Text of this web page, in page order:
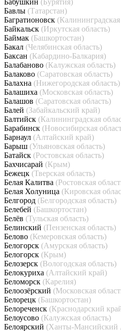
Бабушкин (Бурятия)
Бавлы (Татарстан)
Багратионовск (Калининградская
Байкальск (Иркутская область)
Баймак (Башкортостан)
Бакал (Челябинская область)
Баксан (Кабардино-Балкария)
Балабаново (Калужская область)
Балаково (Саратовская область)
Балахна (Нижегородская область)
Балашиха (Московская область)
Балашов (Саратовская область)
Балей (Забайкальский край)
Балтийск (Калининградская
Барабинск (Новосибирская
Барнаул (Алтайский край)
Барыш (Ульяновская область)
Батайск (Ростовская область)
Бахчисарай (Крым)
Бежецк (Тверская область)
Белая Калитва (Ростовская
Белая Холуница (Кировская
Белгород (Белгородская область)
Белебей (Башкортостан)
Белёв (Тульская область)
Белинский (Пензенская область)
Белово (Кемеровская область)
Белогорск (Амурская область)
Белогорск (Крым)
Белозерск (Вологодская область)
Белокуриха (Алтайский край)
Беломорск (Карелия)
Белоозёрский (Московская
Белорецк (Башкортостан)
Белореченск (Краснодарский
Белоусово (Калужская область)
Белоярский (Ханты-